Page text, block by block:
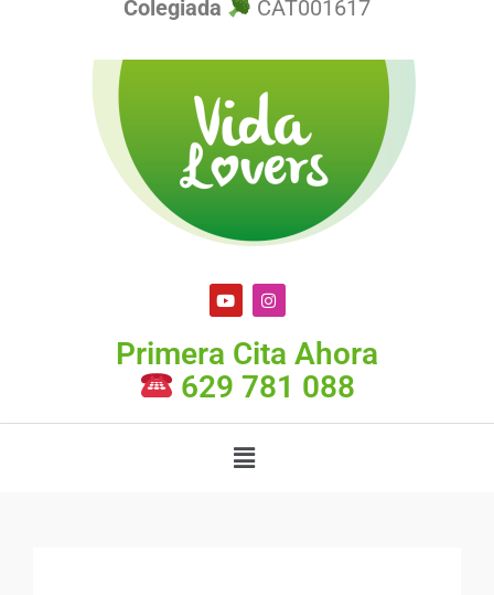
Colegiada CAT001617
Primera Cita Ahora
629 781 088